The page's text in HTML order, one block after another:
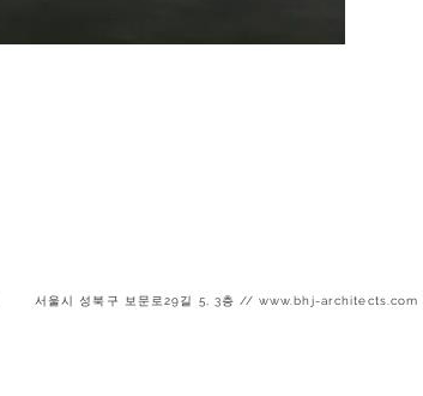
서울시 성북구 보문로29길 5, 3층 // www.bhj-architects.com